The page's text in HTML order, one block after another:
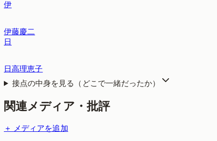
伊
伊藤慶二
日
日高理恵子
接点の中身を見る（どこで一緒だったか）
関連メディア・批評
＋ メディアを追加